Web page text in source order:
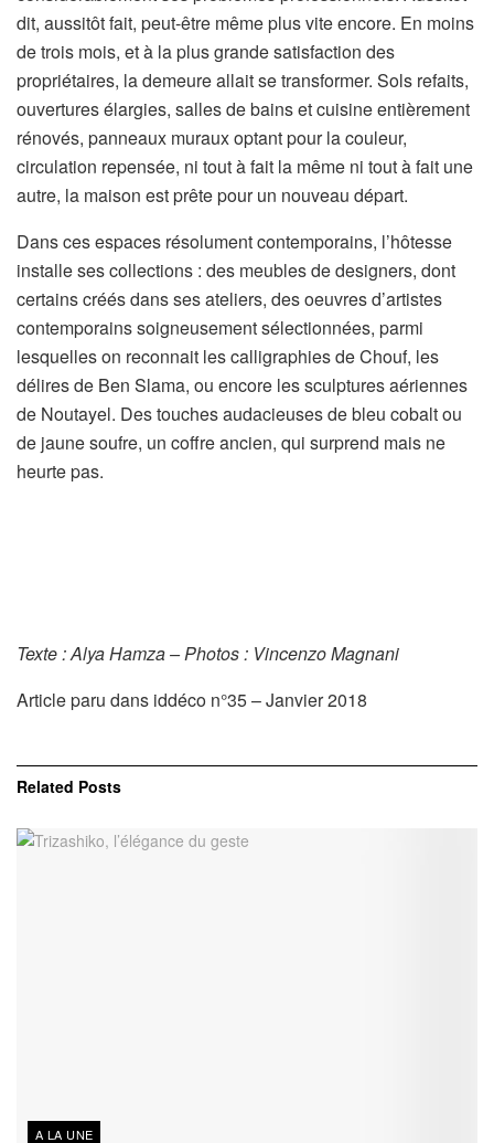
dit, aussitôt fait, peut-être même plus vite encore. En moins
de trois mois, et à la plus grande satisfaction des
propriétaires, la demeure allait se transformer. Sols refaits,
ouvertures élargies, salles de bains et cuisine entièrement
rénovés, panneaux muraux optant pour la couleur,
circulation repensée, ni tout à fait la même ni tout à fait une
autre, la maison est prête pour un nouveau départ.
Dans ces espaces résolument contemporains, l’hôtesse
installe ses collections : des meubles de designers, dont
certains créés dans ses ateliers, des oeuvres d’artistes
contemporains soigneusement sélectionnées, parmi
lesquelles on reconnait les calligraphies de Chouf, les
délires de Ben Slama, ou encore les sculptures aériennes
de Noutayel. Des touches audacieuses de bleu cobalt ou
de jaune soufre, un coffre ancien, qui surprend mais ne
heurte pas.
Texte : Alya Hamza – Photos : Vincenzo Magnani
Article paru dans iddéco n°35 – Janvier 2018
Related Posts
A LA UNE